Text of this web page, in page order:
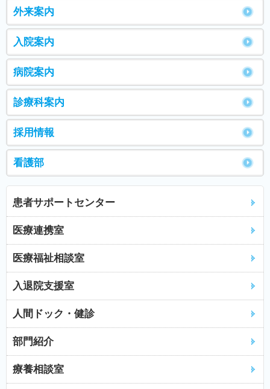
外来案内
入院案内
病院案内
診療科案内
採用情報
看護部
患者サポートセンター
医療連携室
医療福祉相談室
入退院支援室
人間ドック・健診
部門紹介
療養相談室